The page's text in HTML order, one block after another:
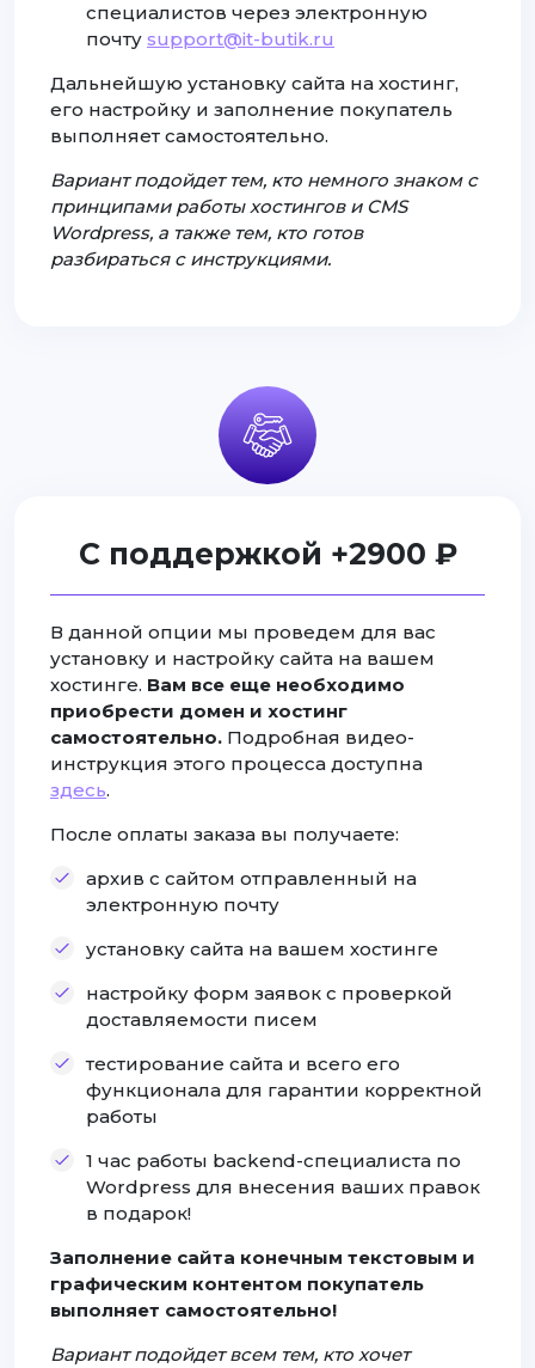
специалистов через электронную
почту support@it-butik.ru
Дальнейшую установку сайта на хостинг,
его настройку и заполнение покупатель
выполняет самостоятельно.
Вариант подойдет тем, кто немного знаком с
принципами работы хостингов и CMS
Wordpress, а также тем, кто готов
разбираться с инструкциями.
С поддержкой +2900 ₽
В данной опции мы проведем для вас
установку и настройку сайта на вашем
хостинге. Вам все еще необходимо
приобрести домен и хостинг
самостоятельно. Подробная видео-
инструкция этого процесса доступна
здесь.
После оплаты заказа вы получаете:
архив с сайтом отправленный на
электронную почту
установку сайта на вашем хостинге
настройку форм заявок с проверкой
доставляемости писем
тестирование сайта и всего его
функционала для гарантии корректной
работы
1 час работы backend-специалиста по
Wordpress для внесения ваших правок
в подарок!
Заполнение сайта конечным текстовым и
графическим контентом покупатель
выполняет самостоятельно!
Вариант подойдет всем тем, кто хочет